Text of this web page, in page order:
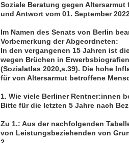
Soziale Beratung gegen Altersarmut
und Antwort vom 01. September
Im Namen des Senats von Berlin
Vorbemerkung der Abgeordneten:
In den vergangenen 15 Jahren ist
wegen Brüchen in
(Sozialatlas 2020,s.39). Die hohe
für von Altersarmut betroffene
1. Wie viele Berliner Rentner:innen
Bitte für die letzten 5 Jahre nach
Zu 1.: Aus der nachfolgenden
von Leistungsbeziehenden von